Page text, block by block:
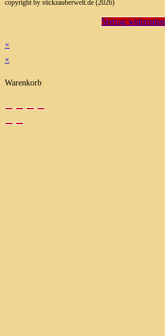
copyright by stickzauberwelt.de (2026)
Vertrag widerrufen
×
×
Warenkorb